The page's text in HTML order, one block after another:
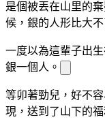
是個被丟在山里的
候，銀的人形比大
一度以為這輩子出
銀一個 人。
等卯著勁兒，好不
現，送到了山下的福